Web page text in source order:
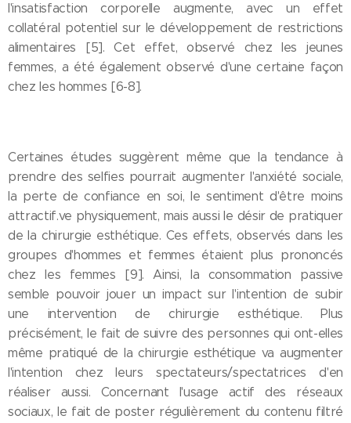
l'insatisfaction corporelle augmente, avec un effet
collatéral potentiel sur le développement de restrictions
alimentaires [5]. Cet effet, observé chez les jeunes
femmes, a été également observé d'une certaine façon
chez les hommes [6-8].
Certaines études suggèrent même que la tendance à
prendre des selfies pourrait augmenter l'anxiété sociale,
la perte de confiance en soi, le sentiment d'être moins
attractif.ve physiquement, mais aussi le désir de pratiquer
de la chirurgie esthétique. Ces effets, observés dans les
groupes d'hommes et femmes étaient plus prononcés
chez les femmes [9]. Ainsi, la consommation passive
semble pouvoir jouer un impact sur l'intention de subir
une intervention de chirurgie esthétique. Plus
précisément, le fait de suivre des personnes qui ont-elles
même pratiqué de la chirurgie esthétique va augmenter
l'intention chez leurs spectateurs/spectatrices d'en
réaliser aussi. Concernant l'usage actif des réseaux
sociaux, le fait de poster régulièrement du contenu filtré